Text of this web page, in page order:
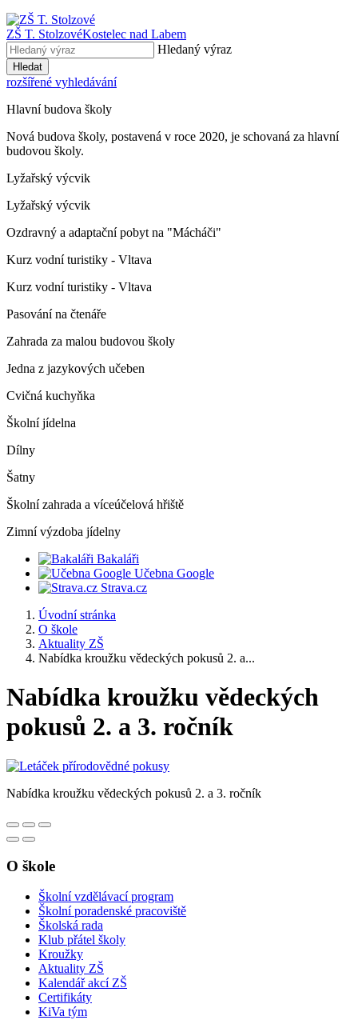
ZŠ T. StolzovéKostelec nad Labem
Hledaný výraz
Hledat
rozšířené vyhledávání
Hlavní budova školy
Nová budova školy, postavená v roce 2020, je schovaná za hlavní
budovou školy.
Lyžařský výcvik
Lyžařský výcvik
Ozdravný a adaptační pobyt na "Mácháči"
Kurz vodní turistiky - Vltava
Kurz vodní turistiky - Vltava
Pasování na čtenáře
Zahrada za malou budovou školy
Jedna z jazykových učeben
Cvičná kuchyňka
Školní jídelna
Dílny
Šatny
Školní zahrada a víceúčelová hřiště
Zimní výzdoba jídelny
Bakaláři
Učebna Google
Strava.cz
Úvodní stránka
O škole
Aktuality ZŠ
Nabídka kroužku vědeckých pokusů 2. a...
Nabídka kroužku vědeckých
pokusů 2. a 3. ročník
Nabídka kroužku vědeckých pokusů 2. a 3. ročník
O škole
Školní vzdělávací program
Školní poradenské pracoviště
Školská rada
Klub přátel školy
Kroužky
Aktuality ZŠ
Kalendář akcí ZŠ
Certifikáty
KiVa tým